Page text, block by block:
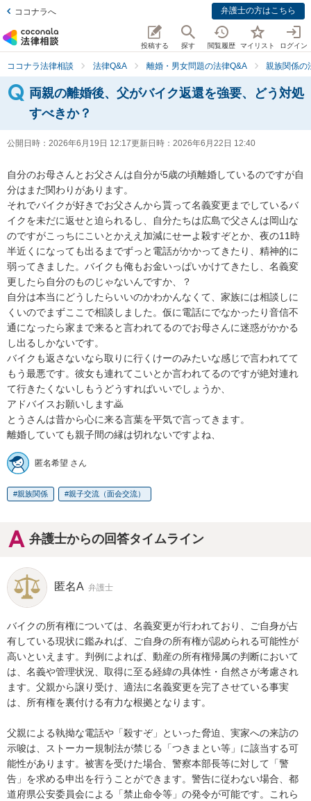
ココナラへ 弁護士の方はこちら
投稿する 探す 閲覧履歴 マイリスト ログイン
ココナラ法律相談 法律Q&A 離婚・男女問題の法律Q&A 親族関係の
両親の離婚後、父がバイク返還を強要、どう対処
すべきか？
公開日時： 2026年6月19日 12:17更新日時： 2026年6月22日 12:40
自分のお母さんとお父さんは自分が5歳の頃離婚しているのですが自
分はまだ関わりがあります。
それでバイクが好きでお父さんから貰って名義変更までしているバ
イクを未だに返せと迫られるし、自分たちは広島で父さんは岡山な
のですがこっちにこいとかええ加減にせーよ殺すぞとか、夜の11時
半近くになっても出るまでずっと電話がかかってきたり、精神的に
弱ってきました。バイクも俺もお金いっぱいかけてきたし、名義変
更したら自分のものじゃないんですか、？
自分は本当にどうしたらいいのかわかんなくて、家族には相談しに
くいのでまずここで相談しました。仮に電話にでなかったり音信不
通になったら家まで来ると言われてるのでお母さんに迷惑がかかる
し出るしかないです。
バイクも返さないなら取りに行くけーのみたいな感じで言われてて
もう最悪です。彼女も連れてこいとか言われてるのですが絶対連れ
て行きたくないしもうどうすればいいでしょうか、
アドバイスお願いします🙇
とうさんは昔から心に来る言葉を平気で言ってきます。
離婚していても親子間の縁は切れないですよね、
匿名希望 さん
親族関係 親子交流（面会交流）
弁護士からの回答タイムライン
匿名A 弁護士
バイクの所有権については、名義変更が行われており、ご自身が占
有している現状に鑑みれば、ご自身の所有権が認められる可能性が
高いといえます。判例によれば、動産の所有権帰属の判断において
は、名義や管理状況、取得に至る経緯の具体性・自然さが考慮され
ます。父親から譲り受け、適法に名義変更を完了させている事実
は、所有権を裏付ける有力な根拠となります。
父親による執拗な電話や「殺すぞ」といった脅迫、実家への来訪の
示唆は、ストーカー規制法が禁じる「つきまとい等」に該当する可
能性があります。被害を受けた場合、警察本部長等に対して「警
告」を求める申出を行うことができます。警告に従わない場合、都
道府県公安委員会による「禁止命令等」の発令が可能です。これら